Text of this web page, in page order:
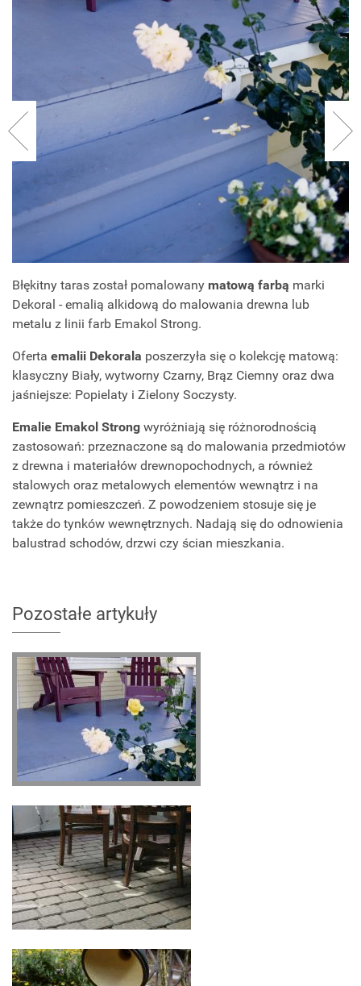
Błękitny taras został pomalowany matową farbą marki
Dekoral - emalią alkidową do malowania drewna lub
metalu z linii farb Emakol Strong.
Oferta emalii Dekorala poszerzyła się o kolekcję matową:
klasyczny Biały, wytworny Czarny, Brąz Ciemny oraz dwa
jaśniejsze: Popielaty i Zielony Soczysty.
Emalie Emakol Strong wyróżniają się różnorodnością
zastosowań: przeznaczone są do malowania przedmiotów
z drewna i materiałów drewnopochodnych, a również
stalowych oraz metalowych elementów wewnątrz i na
zewnątrz pomieszczeń. Z powodzeniem stosuje się je
także do tynków wewnętrznych. Nadają się do odnowienia
balustrad schodów, drzwi czy ścian mieszkania.
Pozostałe artykuły